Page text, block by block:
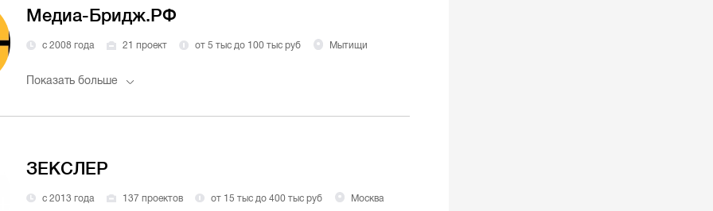
Медиа-Бридж.РФ
с 2008 года 21 проект от 5 тыс до 100 тыс руб Мытищи
Показать больше
ЗЕКСЛЕР
с 2013 года 137 проектов от 15 тыс до 400 тыс руб Москва